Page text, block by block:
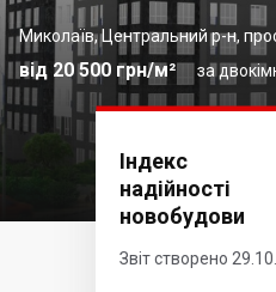
Миколаїв, Центральний р-н,
за
від 20 500 грн/м²
Індекс
надійності
новобудови
Звіт створено